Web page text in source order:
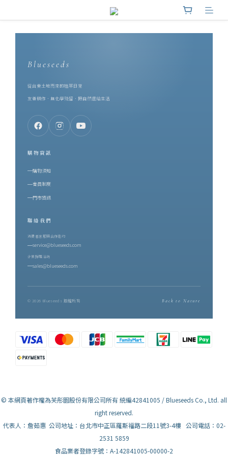
Blueseeds
從台東土地而來的植萃日常
友善耕作．無化學殘留．把自然還給生活
購物資訊
購物須知
會員制度
門市資訊
聯絡我們
消費者客服與合作邀約
service@blueseeds.com
企業採購洽詢
sales@blueseeds.com
© 2026 Blueseeds 版權所有 Back to Nature
© 本網頁著作權為芙彤園股份有限公司所有 統編42841005 / Blueseeds Co., Ltd. all
right reserved.
代表人：詹茹惠 公司地址：台北市中正區羅斯福路二段11號3-4樓 公司電話：02-
2531 5859
食品業者登錄字號：A-142841005-00000-2